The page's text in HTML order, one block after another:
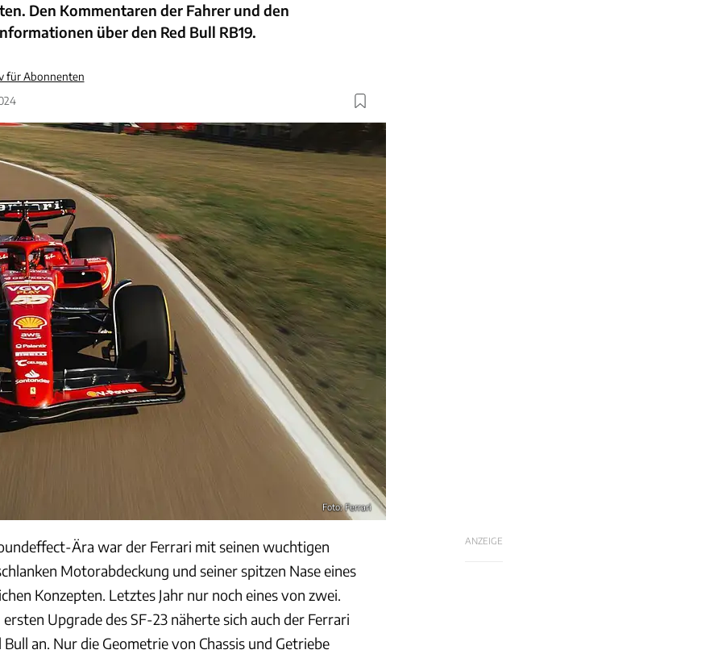
Den Kommentaren der Fahrer und den
über den Red Bull RB19.
für Abonnenten
Foto: Ferrari
ANZEIGE
Ära war der Ferrari mit seinen wuchtigen
Motorabdeckung und seiner spitzen Nase eines
Konzepten. Letztes Jahr nur noch eines von zwei.
Upgrade des SF-23 näherte sich auch der Ferrari
an. Nur die Geometrie von Chassis und Getriebe